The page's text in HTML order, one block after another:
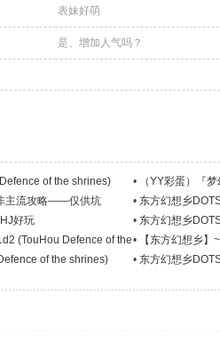
表妹好萌
是、增加人气吗？
of the shrines) •
（YY彩蛋）『
主流攻略——仅供坑 • 东方幻想乡
Ninini)
好玩 • 东方幻想乡
Ninini)
(TouHou Defence of the•
【东方幻想乡】~
of the shrines) • 东方幻想乡